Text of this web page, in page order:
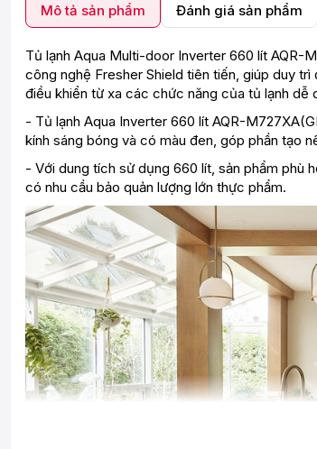
Mô tả sản phẩm Đánh giá sản phẩm
Tủ lạnh Aqua Multi-door Inverter 660 lít AQR-
công nghệ Fresher Shield tiên tiến, giúp duy
điều khiển từ xa các chức năng của tủ lạnh dễ
- Tủ lạnh Aqua Inverter 660 lít AQR-
kính sáng bóng và có màu đen, góp phần tạo
- Với dung tích sử dụng 660 lít, sản phẩm phù
có nhu cầu bảo quản lượng lớn thực phẩm.